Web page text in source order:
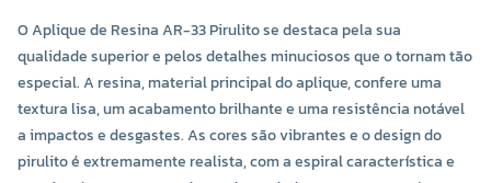
O Aplique de Resina AR-33 Pirulito se destaca pela sua
qualidade superior e pelos detalhes minuciosos que o tornam tão
especial. A resina, material principal do aplique, confere uma
textura lisa, um acabamento brilhante e uma resistência notável
a impactos e desgastes. As cores são vibrantes e o design do
pirulito é extremamente realista, com a espiral característica e